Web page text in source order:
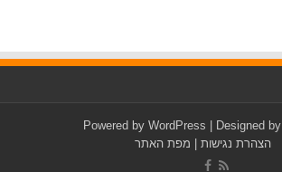
Powered by WordPress | Designed by
הצהרת נגישות
מפת האתר